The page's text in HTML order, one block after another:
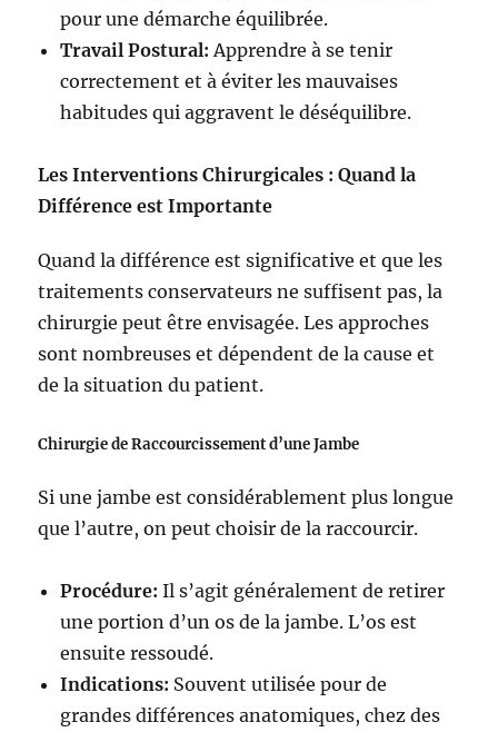
pour une démarche équilibrée.
Travail Postural: Apprendre à se tenir
correctement et à éviter les mauvaises
habitudes qui aggravent le déséquilibre.
Les Interventions Chirurgicales : Quand la
Différence est Importante
Quand la différence est significative et que les
traitements conservateurs ne suffisent pas, la
chirurgie peut être envisagée. Les approches
sont nombreuses et dépendent de la cause et
de la situation du patient.
Chirurgie de Raccourcissement d’une Jambe
Si une jambe est considérablement plus longue
que l’autre, on peut choisir de la raccourcir.
Procédure: Il s’agit généralement de retirer
une portion d’un os de la jambe. L’os est
ensuite ressoudé.
Indications: Souvent utilisée pour de
grandes différences anatomiques, chez des